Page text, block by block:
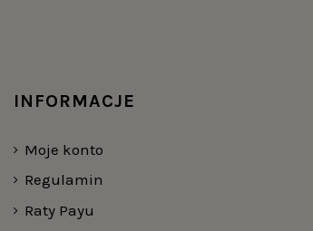
INFORMACJE
Moje konto
Regulamin
Raty Payu